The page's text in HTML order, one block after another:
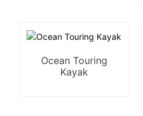
Ocean Touring
Kayak